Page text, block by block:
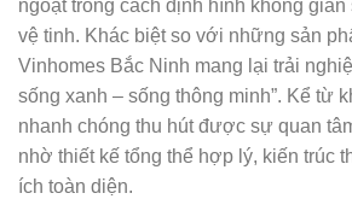
ngoặt trong cách định hình không gian
vệ tinh. Khác biệt so với những sản
Vinhomes Bắc Ninh mang lại trải
sống xanh – sống thông minh”. Kể từ
nhanh chóng thu hút được sự quan
nhờ thiết kế tổng thể hợp lý, kiến trúc
ích toàn diện.